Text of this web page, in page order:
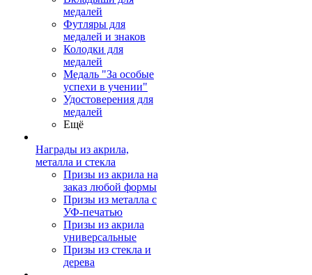
медалей
Футляры для
медалей и знаков
Колодки для
медалей
Медаль "За особые
успехи в учении"
Удостоверения для
медалей
Ещё
Награды из акрила,
металла и стекла
Призы из акрила на
заказ любой формы
Призы из металла с
УФ-печатью
Призы из акрила
универсальные
Призы из стекла и
дерева